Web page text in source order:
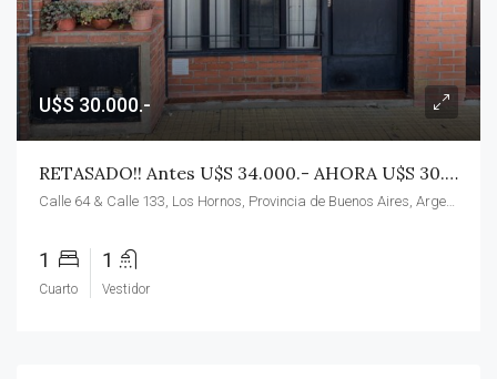
U$S 30.000.-
RETASADO!! Antes U$S 34.000.- AHORA U$S 30.000.- 64 E 133 Y 134. VENDO PH Planta Baja Al Frente 1 Dorm.
1
Cuarto
1
Vestidor